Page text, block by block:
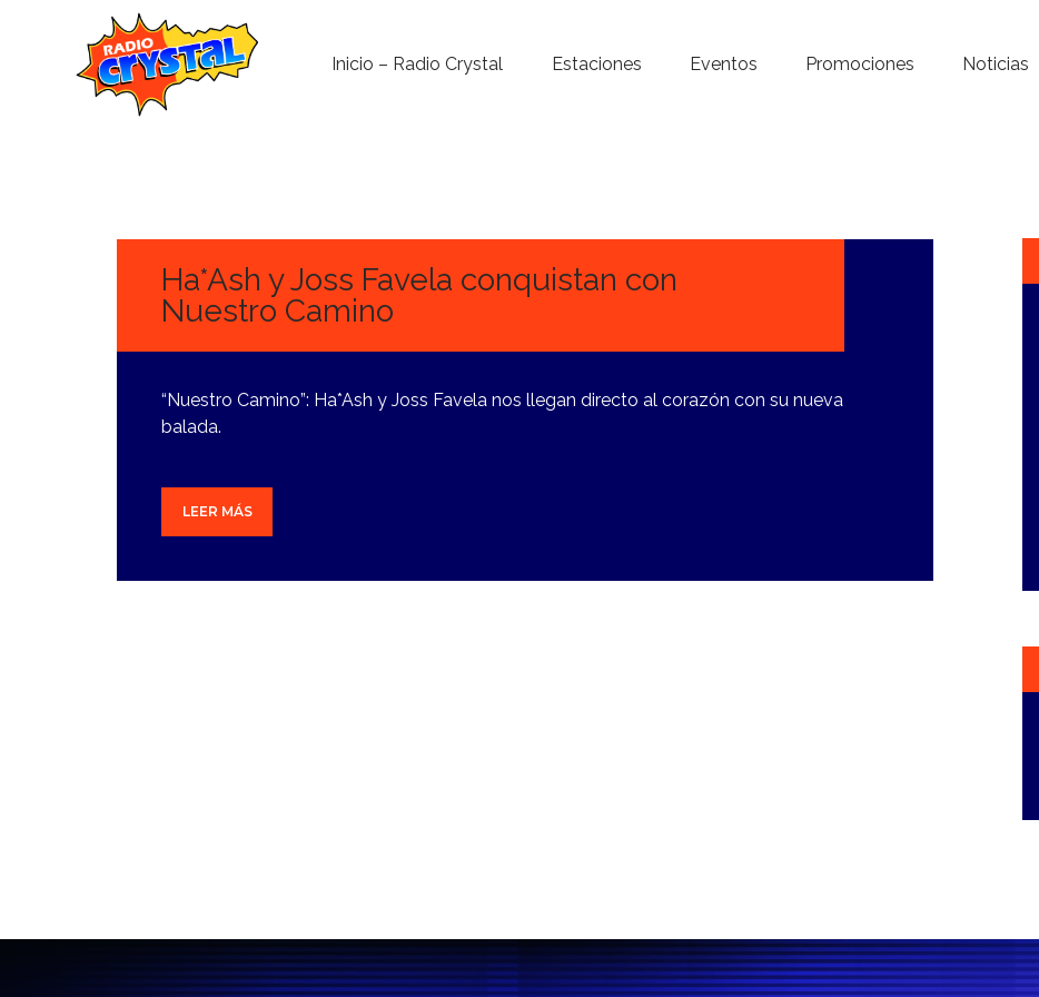
Inicio – Radio Crystal Estaciones Eventos Promociones Noticias
Noticias
Contacto
Ha*Ash y Joss Favela conquistan con
Nuestro Camino
“Nuestro Camino”: Ha*Ash y Joss Favela nos llegan directo al corazón con su nueva
balada.
LEER MÁS